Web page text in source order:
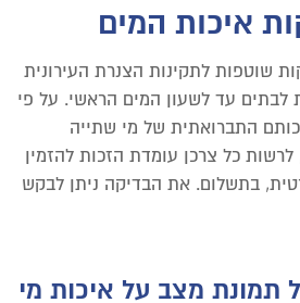
איכות המים
שוטפות לתקינות הצנרת העירונית
לבתים עד לשעון המים הראשי. על פי
התברואתית של מי שתייה
מי שתייה) 2013, לרשות כל צרכן עומדת הזכות להזמין
בתשלום. את הבדיקה ניתן לבקש
תמונת מצב על איכות מי